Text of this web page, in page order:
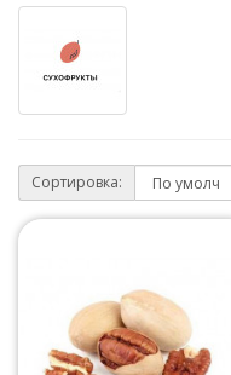
Сортировка: